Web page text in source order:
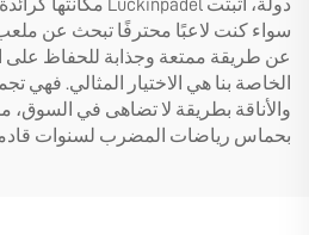
سواء كنت لاعبًا محترفًا تبحث عن ملعب
الخاصة بنا هي الاختيار المثالي. فهي
والأناقة بطريقة لا تضاهى في السوق،
بحماس رياضات المضرب لسنوات